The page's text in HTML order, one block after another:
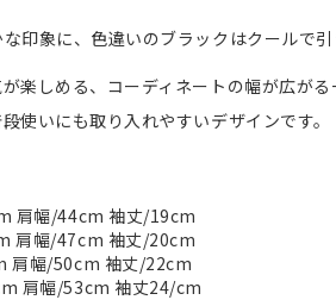
印象に、色違いのブラックはクールで
楽しめる、コーディネートの幅が広がる
使いにも取り入れやすいデザインです。
肩幅/44cm 袖丈/19cm
肩幅/47cm 袖丈/20cm
肩幅/50cm 袖丈/22cm
肩幅/53cm 袖丈24/cm